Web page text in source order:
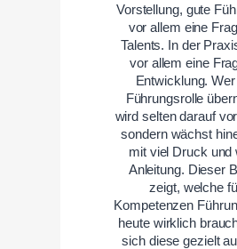
Vorstellung, gute
vor allem eine
Talents. In der
vor allem eine
Entwicklung.
Führungsrolle
wird selten darauf
sondern wächst
mit viel Druck und
Anleitung. Dieser
zeigt, welche
Kompetenzen
heute wirklich
sich diese gezielt